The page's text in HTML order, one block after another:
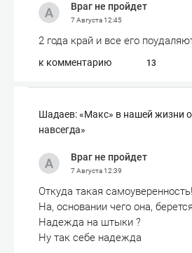
Враг не пройдет
7 Августа12:45
2 года край и все его
к комментарию 13
Шадаев: «Макс» в нашей жизни
навсегда»
Враг не пройдет
7 Августа12:39
Откуда такая
На, основании чего она,
Надежда на штыки ?
Ну так себе надежда